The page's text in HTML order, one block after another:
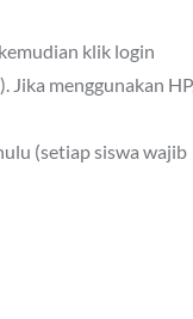
klik login
Jika menggunakan
(setiap siswa wajib